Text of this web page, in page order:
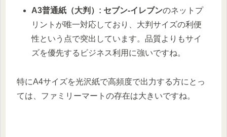
A3普通紙（大判）: セブン-イレブンのネットプ
リントが唯一対応しており、大判サイズの利便
性という点で突出しています。品質よりもサイ
ズを優先するビジネス利用に強いですね。
特にA4サイズを光沢紙で高頻度で出力する方にとっ
ては、ファミリーマートの存在は大きいですね。